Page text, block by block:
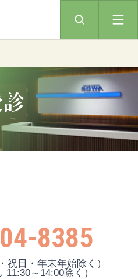
8385
祝日・年末年始除く）
～14:00除く）